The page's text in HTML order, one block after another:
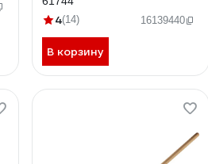
4(14) 16139440
В корзину